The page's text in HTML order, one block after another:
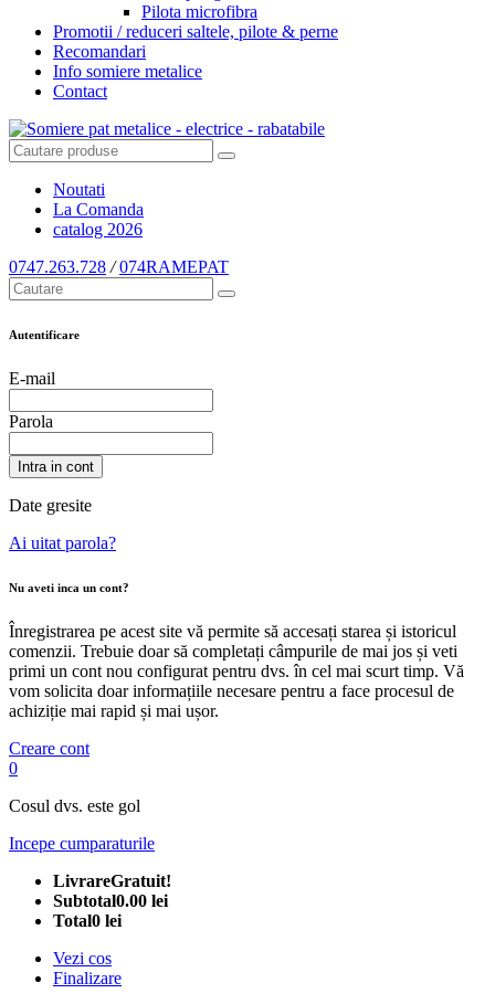
Pilota microfibra
Promotii / reduceri saltele, pilote & perne
Recomandari
Info somiere metalice
Contact
Noutati
La Comanda
catalog 2026
0747.263.728 / 074RAMEPAT
Autentificare
E-mail
Parola
Intra in cont
Date gresite
Ai uitat parola?
Nu aveti inca un cont?
Înregistrarea pe acest site vă permite să accesați starea și istoricul
comenzii. Trebuie doar să completați câmpurile de mai jos și veti
primi un cont nou configurat pentru dvs. în cel mai scurt timp. Vă
vom solicita doar informațiile necesare pentru a face procesul de
achiziție mai rapid și mai ușor.
Creare cont
0
Cosul dvs. este gol
Incepe cumparaturile
LivrareGratuit!
Subtotal0.00 lei
Total0 lei
Vezi cos
Finalizare